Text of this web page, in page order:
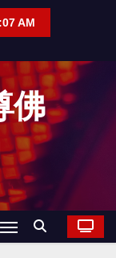
AM
佛